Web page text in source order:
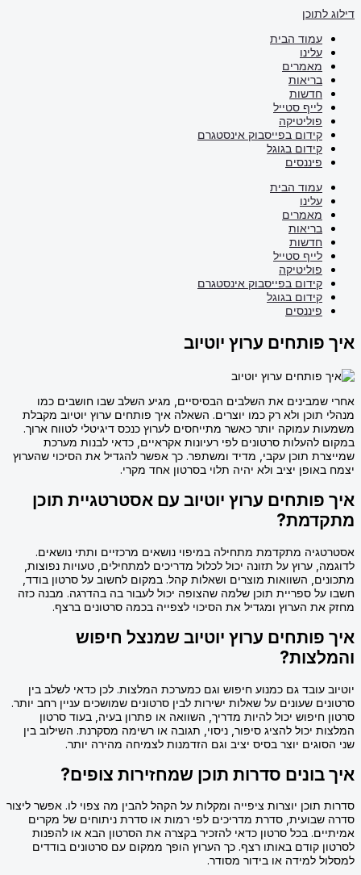
דילוג לתוכן
עמוד הבית
עלינו
מאמרים
בריאות
חדשות
לייף סטייל
פוליטיקה
קידום בפייסבוק אינסטגרם
קידום בגוגל
פיננסים
עמוד הבית
עלינו
מאמרים
בריאות
חדשות
לייף סטייל
פוליטיקה
קידום בפייסבוק אינסטגרם
קידום בגוגל
פיננסים
איך פותחים ערוץ יוטיוב
אחרי שמבינים את השלבים הבסיסיים, מגיע השלב שבו חושבים כמו
מנהלי תוכן ולא רק כמו יוצרים. השאלה איך פותחים ערוץ יוטיוב מקבלת
משמעות עמוקה יותר כאשר מתייחסים לערוץ כנכס דיגיטלי לטווח ארוך.
במקום להעלות סרטונים לפי רעיונות אקראיים, כדאי לבנות מערכת
שמייצרת תוכן עקבי, מדיד ומשתפר. כך אפשר להגדיל את הסיכוי שהערוץ
יצמח באופן יציב ולא יהיה תלוי בסרטון אחד מקרי.
איך פותחים ערוץ יוטיוב עם אסטרטגיית תוכן
מתקדמת?
אסטרטגיה מתקדמת מתחילה במיפוי נושאים מרכזיים ותתי נושאים.
לדוגמה, ערוץ על תזונה יכול לכלול מדריכים למתחילים, טעויות נפוצות,
מתכונים, השוואות מוצרים ושאלות קהל. במקום לחשוב על סרטון בודד,
חשבו על ספריית תוכן שלמה שהצופה יכול לעבור בה בהדרגה. מבנה כזה
מחזק את הערוץ ומגדיל את הסיכוי לצפייה בכמה סרטונים ברצף.
איך פותחים ערוץ יוטיוב שמנצל חיפוש
והמלצות?
יוטיוב עובד גם כמנוע חיפוש וגם כמערכת המלצות. לכן כדאי לשלב בין
סרטונים שעונים על שאלות ישירות לבין סרטונים שמושכים עניין רחב יותר.
סרטון חיפוש יכול להיות מדריך, השוואה או פתרון בעיה, בעוד סרטון
המלצות יכול להציג סיפור, ניסוי, תגובה או רשימה מסקרנת. השילוב בין
שני הסוגים יוצר בסיס יציב וגם הזדמנות לצמיחה מהירה יותר.
איך בונים סדרות תוכן שמחזירות צופים?
סדרות תוכן יוצרות ציפייה ומקלות על הקהל להבין מה צפוי לו. אפשר ליצור
סדרה שבועית, סדרת מדריכים לפי רמות או סדרת ניתוחים של מקרים
אמיתיים. בכל סרטון כדאי להזכיר בקצרה את הסרטון הבא או להפנות
לסרטון קודם באותו רצף. כך הערוץ הופך ממקום עם סרטונים בודדים
למסלול למידה או בידור מסודר.